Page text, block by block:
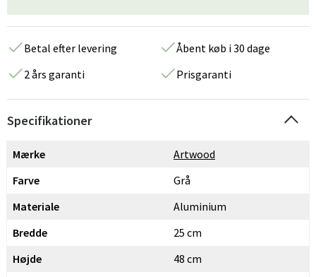
Betal efter levering
Åbent køb i 30 dage
2 års garanti
Prisgaranti
Specifikationer
Mærke
Artwood
Farve
Grå
Materiale
Aluminium
Bredde
25 cm
Højde
48 cm